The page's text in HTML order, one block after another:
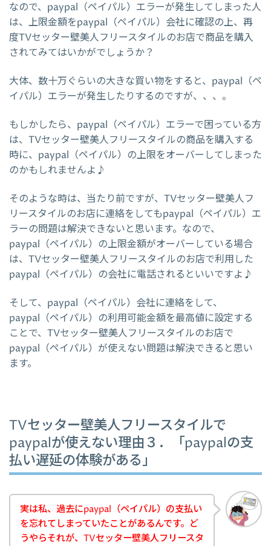
なので、paypal（ペイパル）エラーが発生してしまった人
は、上限金額をpaypal（ペイパル）会社に確認の上、再
度TVセッター壁美人フリースタイルのお店で商品を購入
されてみてはいかがでしょうか？
大体、数十万ぐらいの大きな買い物をすると、paypal（ペ
イパル）エラーが発生したりするのですが、、、。
もしかしたら、paypal（ペイパル）エラーで困っている方
は、TVセッター壁美人フリースタイルの商品を購入する
時に、paypal（ペイパル）の上限をオーバーしてしまった
のかもしれませんよ♪
そのような時は、当たり前ですが、TVセッター壁美人フ
リースタイルのお店に連絡をしてもpaypal（ペイパル）エ
ラーの問題は解決できないと思います。なので、
paypal（ペイパル）の上限金額がオーバーしている場合
は、TVセッター壁美人フリースタイルのお店で利用した
paypal（ペイパル）の会社に電話されるといいですよ♪
そして、paypal（ペイパル）会社に連絡をして、
paypal（ペイパル）の利用可能金額を最高値に設定する
ことで、TVセッター壁美人フリースタイルのお店で
paypal（ペイパル）が使えない問題は解決できると思い
ます。
TVセッター壁美人フリースタイルで
paypalが使えない理由３．「paypalの支
払い遅延の体験がある」
実は私、過去にpaypal（ペイパル）の支払い
を忘れてしまっていたことがあるんです。ど
うやらそれが、TVセッター壁美人フリースタ